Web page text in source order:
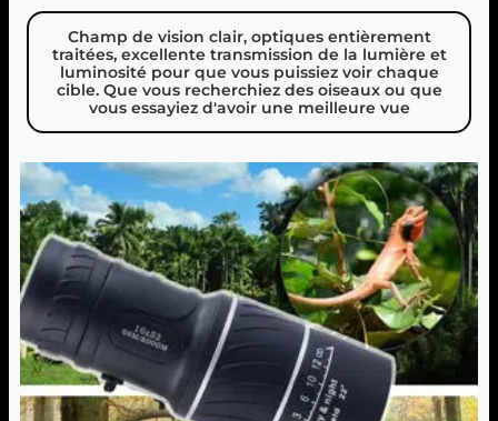
Champ de vision clair, optiques entièrement
traitées, excellente transmission de la lumière et
luminosité pour que vous puissiez voir chaque
cible. Que vous recherchiez des oiseaux ou que
vous essayiez d'avoir une meilleure vue